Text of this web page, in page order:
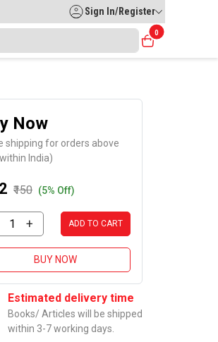
Sign In/Register
0
Now
shipping for orders above
within India)
₹150 (5% Off)
+ ADD TO CART
BUY NOW
Estimated delivery time
Books/ Articles will be shipped
within 3-7 working days.